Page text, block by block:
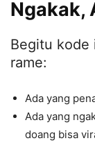
Ngakak,
Begitu kode
rame:
Ada yang
Ada yang
doang bisa